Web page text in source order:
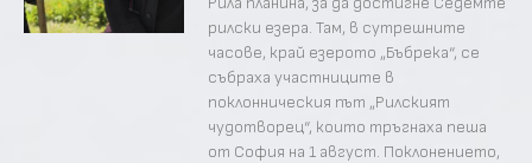
рилски езера. Там, в сутрешните
часове, край езерото „Бъбрека“, се
събраха участниците в
поклонническия път „Рилският
чудотворец“, които тръгнаха пеша
от София на 1 август. Поклонението,